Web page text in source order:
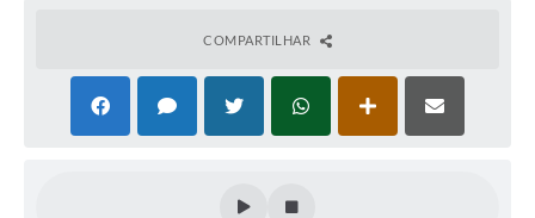
COMPARTILHAR